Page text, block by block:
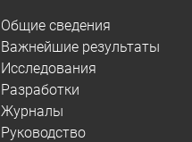
Общие сведения
Важнейшие результаты
Исследования
Разработки
Журналы
Руководство